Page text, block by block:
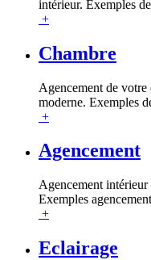
intérieur. Exemples
+
Chambre
Agencement de
moderne. Exemples
+
Agencement
Agencement intérieur
Exemples
+
Eclairage